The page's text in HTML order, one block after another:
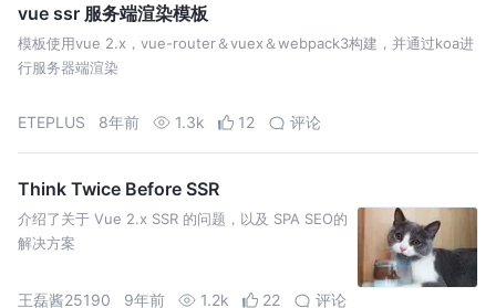
vue ssr 服务端渲染模板
模板使用vue 2.x，vue-router＆vuex＆webpack3构建，并通过koa进
行服务器端渲染
ETEPLUS 8年前 1.3k 12 评论
Think Twice Before SSR
介绍了关于 Vue 2.x SSR 的问题，以及 SPA SEO的
解决方案
王磊酱25190 9年前 1.2k 22 评论